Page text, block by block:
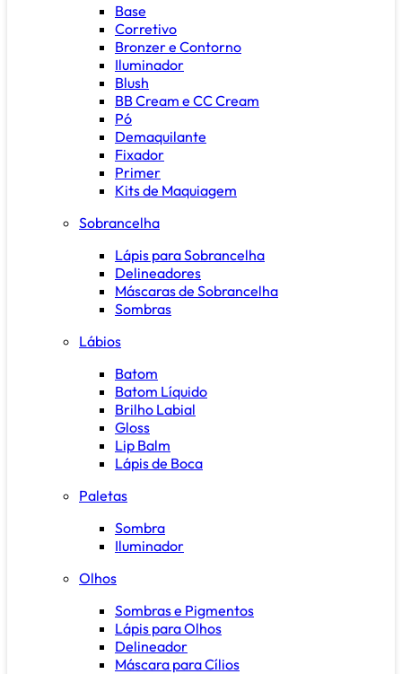
Base
Corretivo
Bronzer e Contorno
Iluminador
Blush
BB Cream e CC Cream
Pó
Demaquilante
Fixador
Primer
Kits de Maquiagem
Sobrancelha
Lápis para Sobrancelha
Delineadores
Máscaras de Sobrancelha
Sombras
Lábios
Batom
Batom Líquido
Brilho Labial
Gloss
Lip Balm
Lápis de Boca
Paletas
Sombra
Iluminador
Olhos
Sombras e Pigmentos
Lápis para Olhos
Delineador
Máscara para Cílios